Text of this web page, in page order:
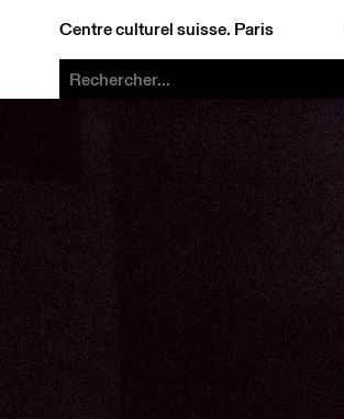
Centre culturel suisse. Paris